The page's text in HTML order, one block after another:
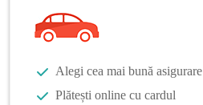
Alegi cea mai bună asigurare
Plătești online cu cardul